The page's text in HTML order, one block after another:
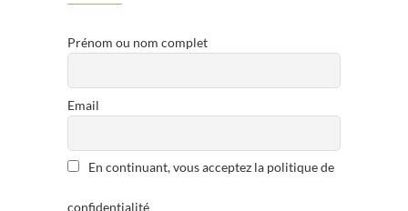
Prénom ou nom complet
Email
En continuant, vous acceptez la politique de
confidentialité